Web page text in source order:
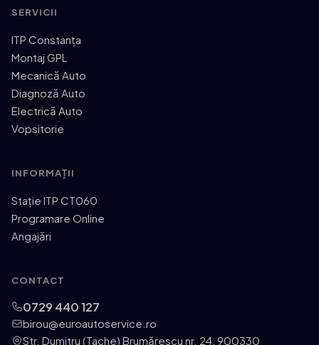
SERVICII
ITP Constanța
Montaj GPL
Mecanică Auto
Diagnoză Auto
Electrică Auto
Vopsitorie
INFORMAȚII
Stație ITP CT060
Programare Online
Angajări
CONTACT
0729 440 127
birou@euroautoservice.ro
Str. Dumitru (Tache) Brumărescu nr. 24, 900330